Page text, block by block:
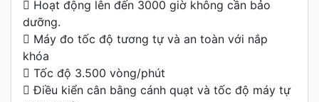
 Hoạt động lên đến 3000 giờ không cần bảo
dưỡng.
 Máy đo tốc độ tương tự và an toàn với nắp
khóa
 Tốc độ 3.500 vòng/phút
 Điều kiển cân bằng cánh quạt và tốc độ máy tự